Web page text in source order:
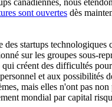
canadiennes, nous
sont ouvertes dès
startups
sur les groupes sous-
créent des difficultés
et aux possibilités
mais elles n'ont pas
mondial par capital